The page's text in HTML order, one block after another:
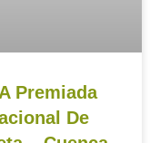
Premiada
De